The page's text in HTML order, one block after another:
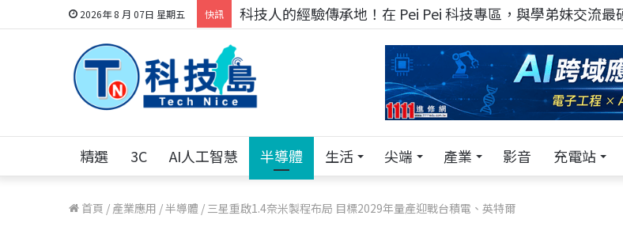
2026年 8 月 07日 星期五 快訊 科技人的經驗傳承地！在 Pei Pei 科技專區，與學弟妹交流最
精選 3C AI人工智慧 半導體 生活 尖端 產業 影音 充電站
首頁 / 產業應用 /半導體 / 三星重啟1.4奈米製程布局 目標2029年量產迎戰台積電、英特爾